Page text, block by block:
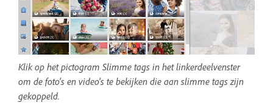
Klik op het pictogram Slimme tags in het linkerdeelvenster
om de foto's en video's te bekijken die aan slimme tags zijn
gekoppeld.